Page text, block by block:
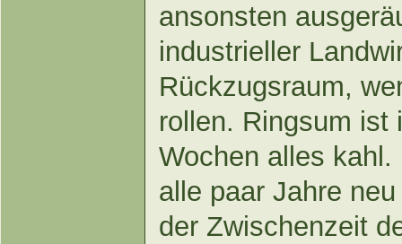
ansonsten
industrieller
Rückzugsraum,
rollen. Ringsum ist
Wochen alles
alle paar Jahre
der Zwischenzeit